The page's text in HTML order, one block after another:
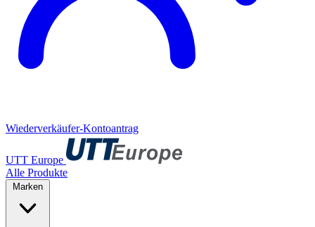
Wiederverkäufer-Kontoantrag
UTT Europe
Alle Produkte
Marken